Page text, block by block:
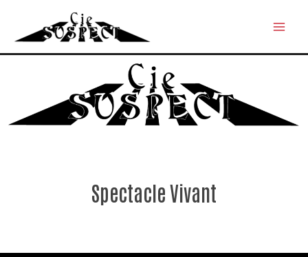
Spectacle Vivant